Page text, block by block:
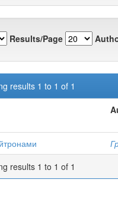
Results/Page
results 1 to 1 of 1
results 1 to 1 of 1